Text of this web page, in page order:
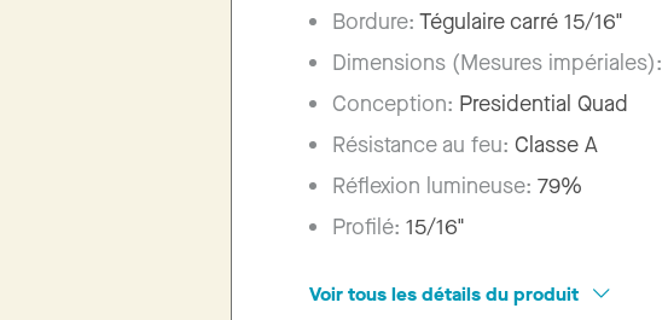
Bordure:Tégulaire carré 15/16"
Dimensions (Mesures impériales):
Conception: Presidential Quad
Résistance au feu:Classe A
Réflexion lumineuse:79%
Profilé:15/16"
Voir tous les détails du produit